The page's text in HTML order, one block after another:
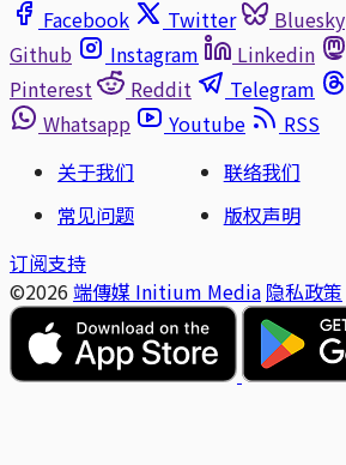
Facebook
Twitter Bluesky
Github
Instagram Linkedin
Pinterest
Reddit Telegram
Whatsapp
Youtube
RSS
关于我们
联络我们
常见问题
版权声明
订阅支持
©2026 端傳媒 Initium Media 隐私政策